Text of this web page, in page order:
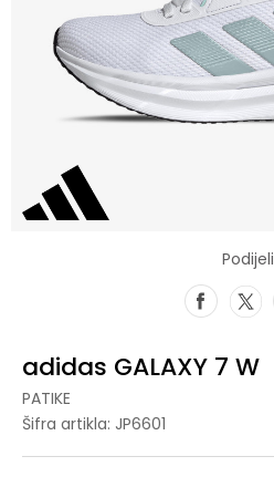
Podijeli
adidas GALAXY 7 W
PATIKE
Šifra artikla: JP6601